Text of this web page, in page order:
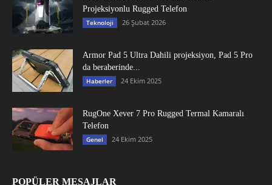
Projeksiyonlu Rugged Telefon
Teknoloji 26 Şubat 2026
Armor Pad 5 Ultra Dahili projeksiyon, Pad 5 Pro
da beraberinde...
Haberler 24 Ekim 2025
RugOne Xever 7 Pro Rugged Termal Kamaralı
Telefon
Genel 24 Ekim 2025
POPÜLER MESAJLAR